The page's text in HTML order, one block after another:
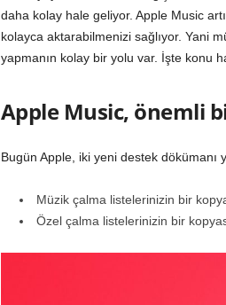
daha kolay hale geliyor. Apple Music
kolayca aktarabilmenizi sağlıyor. Yani
yapmanın kolay bir yolu var. İşte konu
Apple Music, önemli
Bugün Apple, iki yeni destek dökümanı
Müzik çalma listelerinizin bir
Özel çalma listelerinizin bir